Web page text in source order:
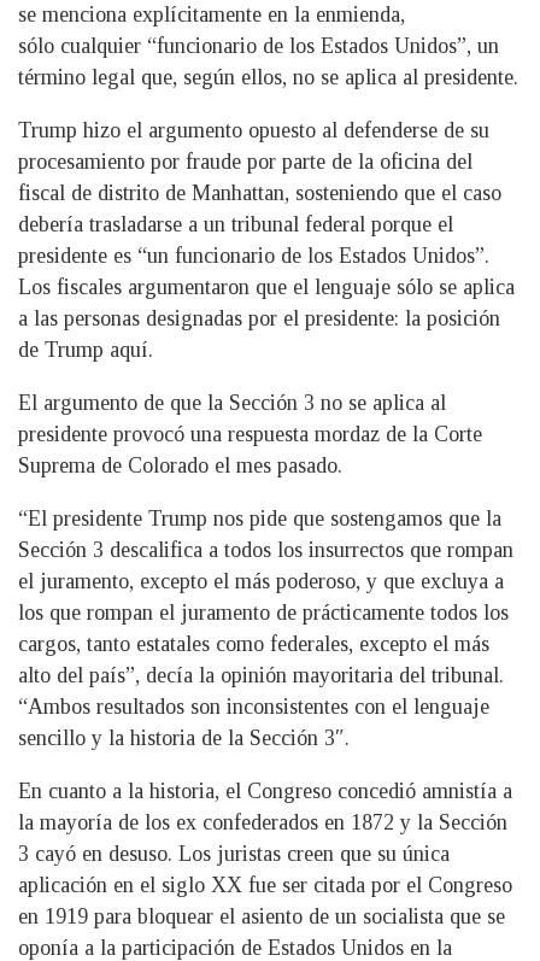
se menciona explícitamente en la enmienda,
sólo cualquier “funcionario de los Estados Unidos”, un
término legal que, según ellos, no se aplica al presidente.
Trump hizo el argumento opuesto al defenderse de su
procesamiento por fraude por parte de la oficina del
fiscal de distrito de Manhattan, sosteniendo que el caso
debería trasladarse a un tribunal federal porque el
presidente es “un funcionario de los Estados Unidos”.
Los fiscales argumentaron que el lenguaje sólo se aplica
a las personas designadas por el presidente: la posición
de Trump aquí.
El argumento de que la Sección 3 no se aplica al
presidente provocó una respuesta mordaz de la Corte
Suprema de Colorado el mes pasado.
“El presidente Trump nos pide que sostengamos que la
Sección 3 descalifica a todos los insurrectos que rompan
el juramento, excepto el más poderoso, y que excluya a
los que rompan el juramento de prácticamente todos los
cargos, tanto estatales como federales, excepto el más
alto del país”, decía la opinión mayoritaria del tribunal.
“Ambos resultados son inconsistentes con el lenguaje
sencillo y la historia de la Sección 3″.
En cuanto a la historia, el Congreso concedió amnistía a
la mayoría de los ex confederados en 1872 y la Sección
3 cayó en desuso. Los juristas creen que su única
aplicación en el siglo XX fue ser citada por el Congreso
en 1919 para bloquear el asiento de un socialista que se
oponía a la participación de Estados Unidos en la